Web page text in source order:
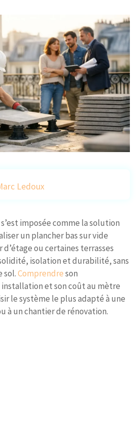
Ledoux
s’est imposée comme la solution
un plancher bas sur vide
ou certaines terrasses
isolation et durabilité, sans
sol.Comprendreson
et son coût au mètre
le système le plus adapté à une
à un chantier de rénovation.